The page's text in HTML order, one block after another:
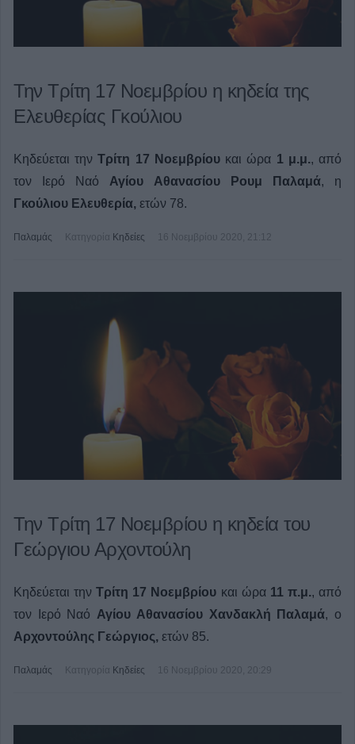
Την Τρίτη 17 Νοεμβρίου η κηδεία της
Ελευθερίας Γκούλιου
Κηδεύεται τηνΤρίτη 17 Νοεμβρίουκαι ώρα 1 μ.μ., από
τον Ιερό Ναό Αγίου Αθανασίου Ρουμ Παλαμά, η
Γκούλιου Ελευθερία, ετών 78.
Παλαμάς Κατηγορία Κηδείες 16 Νοεμβρίου 2020, 21:12
Την Τρίτη 17 Νοεμβρίου η κηδεία του
Γεώργιου Αρχοντούλη
Κηδεύεται τηνΤρίτη 17 Νοεμβρίου και ώρα 11 π.μ., από
τον Ιερό Ναό Αγίου Αθανασίου Χανδακλή Παλαμά, ο
Αρχοντούλης Γεώργιος, ετών 85.
Παλαμάς Κατηγορία Κηδείες 16 Νοεμβρίου 2020, 20:29